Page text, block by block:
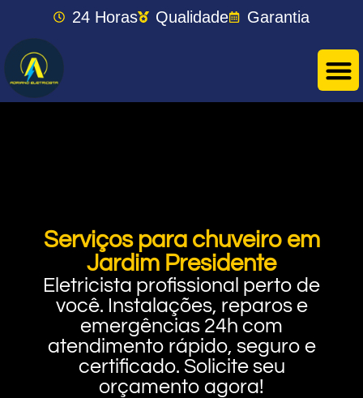
24 Horas Qualidade Garantia
Serviços para chuveiro em
Jardim Presidente
Eletricista profissional perto de
você. Instalações, reparos e
emergências 24h com
atendimento rápido, seguro e
certificado. Solicite seu
orçamento agora!